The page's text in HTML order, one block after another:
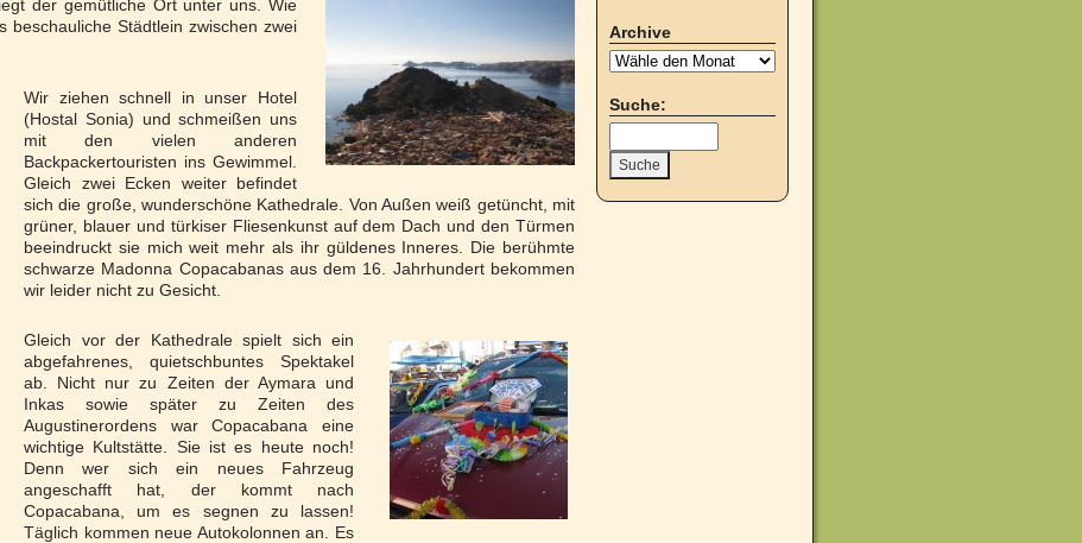
der gemütliche Ort unter uns. Wie
beschauliche Städtlein zwischen zwei
Wir ziehen schnell in unser Hotel
(Hostal Sonia) und schmeißen uns
mit den vielen anderen
Backpackertouristen ins Gewimmel.
Gleich zwei Ecken weiter befindet
sich die große, wunderschöne Kathedrale. Von Außen weiß getüncht, mit
grüner, blauer und türkiser Fliesenkunst auf dem Dach und den Türmen
beeindruckt sie mich weit mehr als ihr güldenes Inneres. Die berühmte
schwarze Madonna Copacabanas aus dem 16. Jahrhundert bekommen
wir leider nicht zu Gesicht.
Gleich vor der Kathedrale spielt sich ein
abgefahrenes, quietschbuntes Spektakel
ab. Nicht nur zu Zeiten der Aymara und
Inkas sowie später zu Zeiten des
Augustinerordens war Copacabana eine
wichtige Kultstätte. Sie ist es heute noch!
Denn wer sich ein neues Fahrzeug
angeschafft hat, der kommt nach
Copacabana, um es segnen zu lassen!
Täglich kommen neue Autokolonnen an. Es
Archive
Suche: